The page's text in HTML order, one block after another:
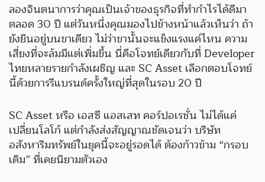
ลองจินตนาการว่าคุณเป็นเจ้าของธุรกิจที่ทำกำไรได้ดีมา
ตลอด 30 ปี แต่วันหนึ่งคุณมองไปข้างหน้าแล้วเห็นว่า ถ้า
ยังยืนอยู่บนขาเดียว ไม่ว่าขานั้นจะแข็งแรงแค่ไหน ความ
เสี่ยงที่จะล้มมีแต่เพิ่มขึ้น นี่คือโจทย์เดียวกับที่ Developer
ไทยหลายรายกำลังเผชิญ และ SC Asset เลือกตอบโจทย์
นี้ด้วยการรีแบรนด์ครั้งใหญ่ที่สุดในรอบ 20 ปี
SC Asset หรือ เอสซี แอสเสท คอร์ปอเรชั่น ไม่ได้แค่
เปลี่ยนโลโก้ แต่กำลังส่งสัญญาณชัดเจนว่า บริษัท
อสังหาริมทรัพย์ในยุคนี้จะอยู่รอดได้ ต้องก้าวข้าม “กรอบ
เดิม” ที่เคยนิยามตัวเอง